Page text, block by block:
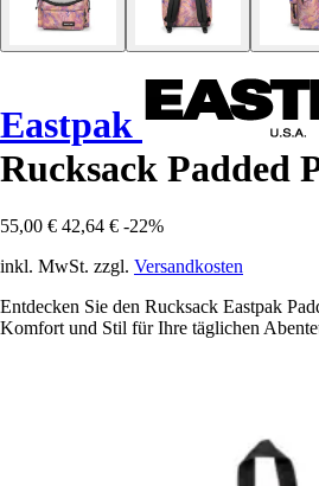
Eastpak
Rucksack Padded
55,00 € 42,64 € -22%
inkl. MwSt. zzgl. Versandkosten
Entdecken Sie den Rucksack Eastpak
Komfort und Stil für Ihre täglichen